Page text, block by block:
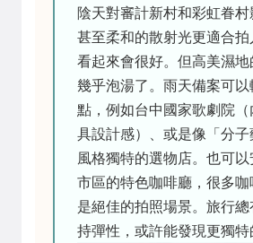
陰天對審計新村和彩虹眷村
甚至柔和的散射光更適合拍
看起來會很好。但高美濕
幾乎泡湯了。雨天備案可
點，例如台中國家歌劇院
具設計感）、或是像「分
風格獨特的選物店。也可以
市區的特色咖啡廳，很多
是絕佳的拍照場景。旅行總
持彈性，或許能發現更獨特